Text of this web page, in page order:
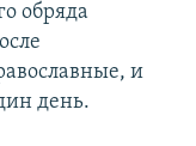
обряда
и
день.